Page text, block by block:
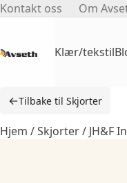
Skip
Kontakt oss Om
Klær/tekstil
←Tilbake til Skjorter
Hjem /Skjorter/ JH&F